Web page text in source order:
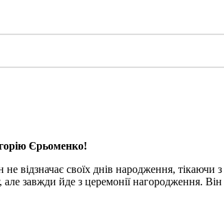
Єрьоменко!
відзначає своїх днів народження,
але завжди йде з церемонії нагородження.